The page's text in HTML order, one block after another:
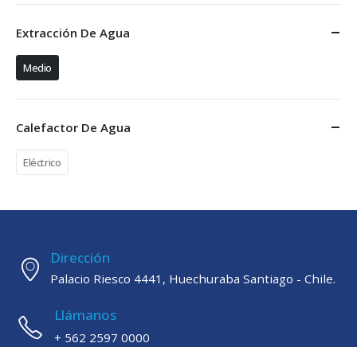
Extracción De Agua
Medio
Calefactor De Agua
Eléctrico
Dirección
Palacio Riesco 4441, Huechuraba Santiago - Chile.
Llámanos
+ 562 2597 0000